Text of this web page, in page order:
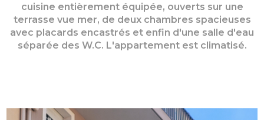
cuisine entièrement équipée, ouverts sur une
terrasse vue mer, de deux chambres spacieuses
avec placards encastrés et enfin d'une salle d'eau
séparée des W.C. L'appartement est climatisé.